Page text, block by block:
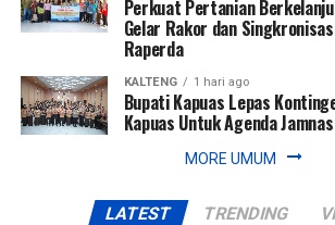
Konsultasi dan Konfirmasi transfer via
Bank Kalsel: 0811505153
#UPZBankKalsel #bankkalsel
#Baznas #BaznasKalsel
Bagikan ke
Perkuat Pertanian
Gelar Rakor dan
Raperda
KALTENG 1 hari ago
Bupati Kapuas Lepas
Kapuas Untuk Agenda
MORE UMUM
LATEST TRENDING